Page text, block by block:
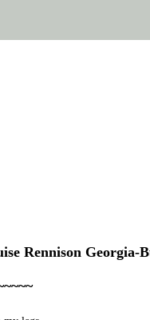
Ren­ni­son Georgia-